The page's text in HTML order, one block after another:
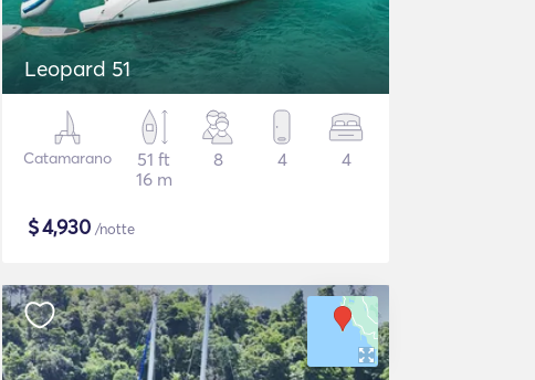
Leopard 51
Catamarano
51 ft
16 m
8 4 4
$4,930 /notte